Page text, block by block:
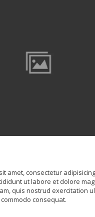
amet, consectetur
ut labore et dolore
quis nostrud exercitation
consequat.